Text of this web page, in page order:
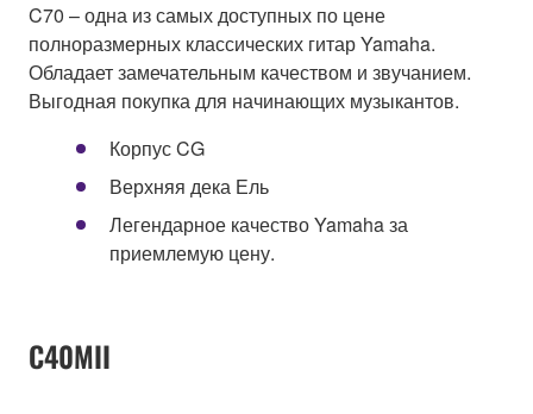
C70 – одна из самых доступных по цене
полноразмерных классических гитар Yamaha.
Обладает замечательным качеством и звучанием.
Выгодная покупка для начинающих музыкантов.
Корпус CG
Верхняя дека Ель
Легендарное качество Yamaha за
приемлемую цену.
C40MII